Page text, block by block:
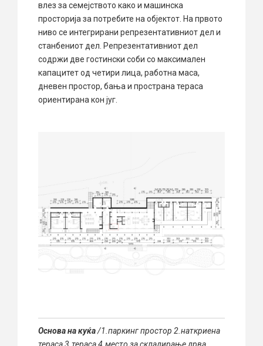
влез за семејството како и машинска
просторија за потребите на објектот. На првото
ниво се интегрирани репрезентативниот дел и
станбениот дел. Репрезентативниот дел
содржи две гостински соби со максимален
капацитет од четири лица, работна маса,
дневен простор, бања и пространа тераса
ориентирана кон југ.
Основа на куќа/1.паркинг простор 2.наткриена